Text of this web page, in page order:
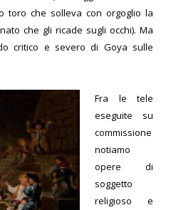
toro che solleva con orgoglio la
che gli ricade sugli occhi). Ma
critico e severo di Goya sulle
Fra le tele
eseguite su
commissione
notiamo
opere di
soggetto
religioso e